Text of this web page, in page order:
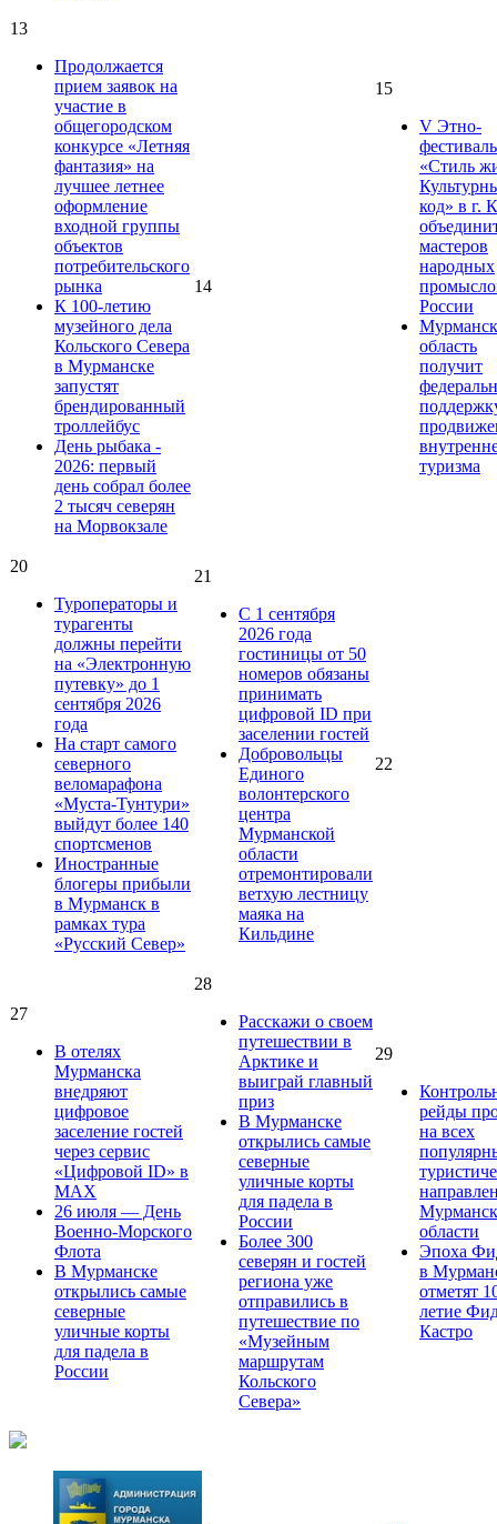
13
Продолжается
прием заявок на
участие в
общегородском
конкурсе «Летняя
фантазия» на
лучшее летнее
оформление
входной группы
объектов
потребительского
рынка
К 100-летию
музейного дела
Кольского Севера
в Мурманске
запустят
брендированный
троллейбус
День рыбака -
2026: первый
день собрал более
2 тысяч северян
на Морвокзале
14
15
V Этно-
фестиваль
«Стиль
код» в г.
мастеров
народных
России
область
получит
туризма
20
Туроператоры и
турагенты
должны перейти
на «Электронную
путевку» до 1
сентября 2026
года
На старт самого
северного
веломарафона
«Муста-Тунтури»
выйдут более 140
спортсменов
Иностранные
блогеры прибыли
в Мурманск в
рамках тура
«Русский Север»
21
С 1 сентября
2026 года
гостиницы от 50
номеров обязаны
принимать
цифровой ID при
заселении гостей
Добровольцы
Единого
волонтерского
центра
Мурманской
области
отремонтировали
ветхую лестницу
маяка на
Кильдине
22
27
В отелях
Мурманска
внедряют
цифровое
заселение гостей
через сервис
«Цифровой ID» в
MAX
26 июля — День
Военно-Морского
Флота
В Мурманске
открылись самые
северные
уличные корты
для падела в
России
28
Расскажи о своем
путешествии в
Арктике и
выиграй главный
приз
В Мурманске
открылись самые
северные
уличные корты
для падела в
России
Более 300
северян и гостей
региона уже
отправились в
путешествие по
«Музейным
маршрутам
Кольского
Севера»
29
рейды
на всех
области
Эпоха
в
отметят
летие
Кастро